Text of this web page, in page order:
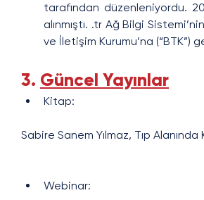
tarafından düzenleniyordu.
alınmıştı. .tr Ağ Bilgi
ve İletişim Kurumu’na (“BTK”)
3. Güncel Yayınlar
Kitap:
Sabire Sanem Yılmaz, Tıp
Webinar: